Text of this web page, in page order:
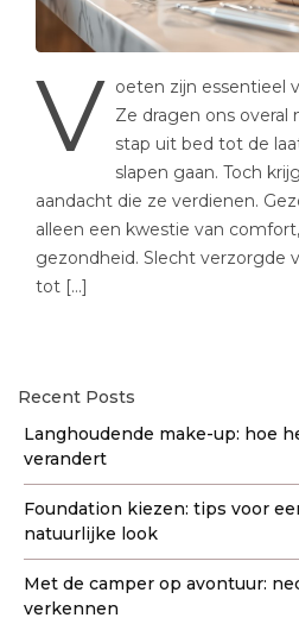
V oeten zijn essentieel
Ze dragen ons overal
stap uit bed tot de
slapen gaan. Toch
aandacht die ze verdienen.
alleen een kwestie van
gezondheid. Slecht verzorgde
tot […]
Recent Posts
Langhoudende make-up: hoe
verandert
Foundation kiezen: tips voor
natuurlijke look
Met de camper op avontuur:
verkennen